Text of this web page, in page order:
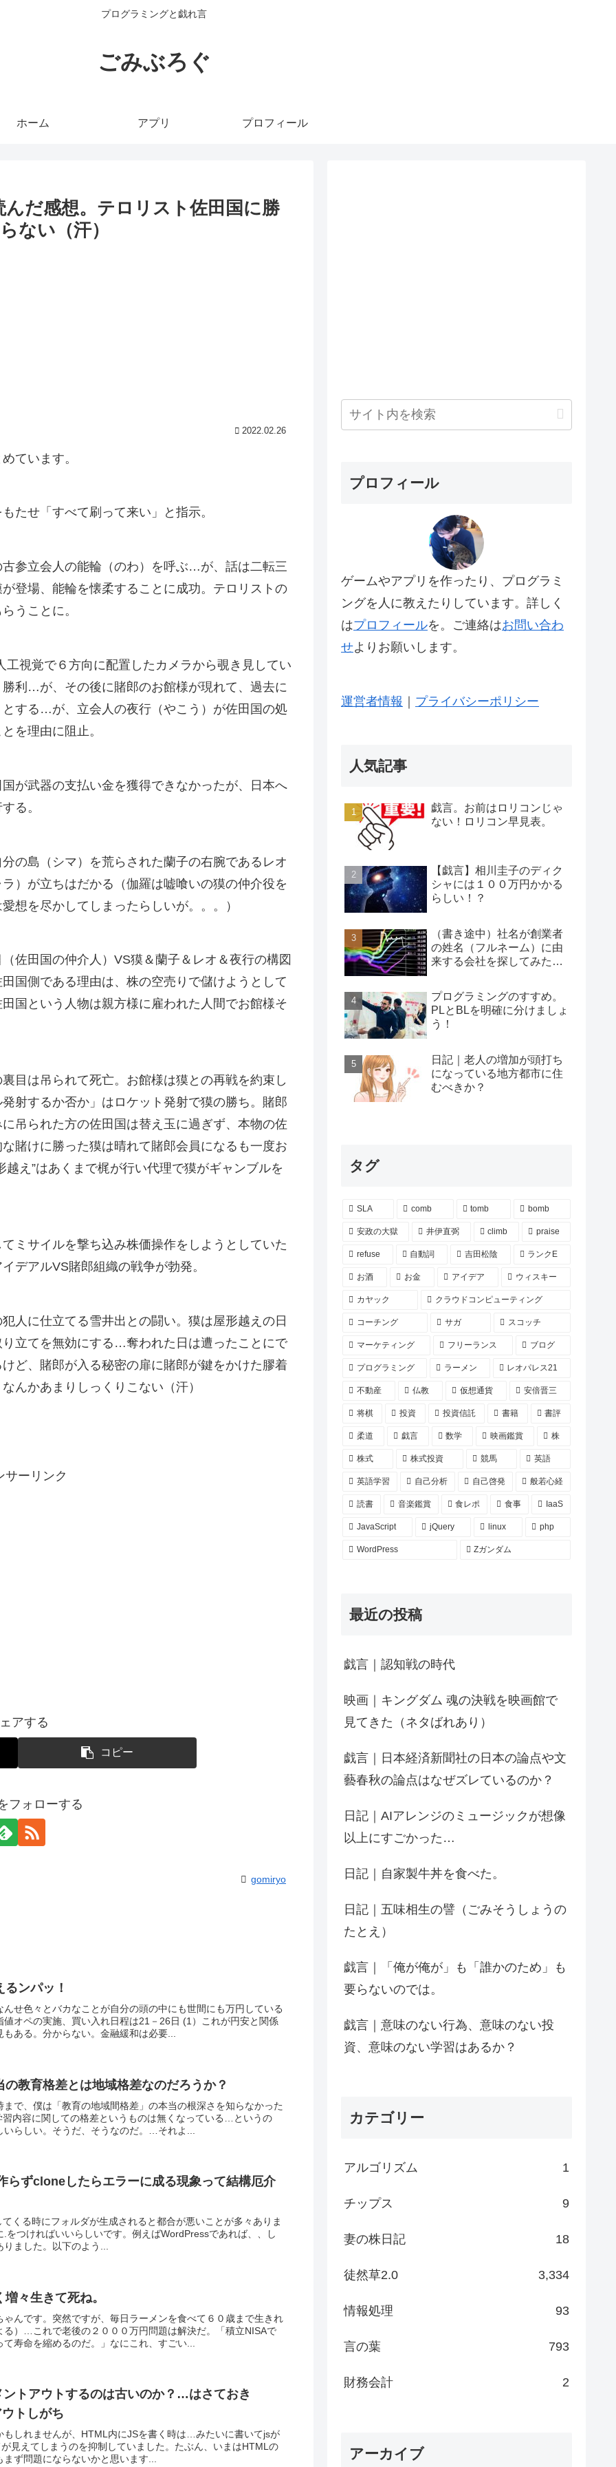
プログラミングと戯れ言
ごみぶろぐ
ホーム アプリ プロフィール
んだ感想。テロリスト佐田国に勝
ない（汗）
2022.02.26
ています。
たせ「すべて刷って来い」と指示。
参立会人の能輪（のわ）を呼ぶ…が、話は二転三
登場、能輪を懐柔することに成功。テロリストの
うことに。
視覚で６方向に配置したカメラから覗き見してい
利…が、その後に賭郎のお館様が現れて、過去に
する…が、立会人の夜行（やこう）が佐田国の処
を理由に阻止。
が武器の支払い金を獲得できなかったが、日本へ
る。
の島（シマ）を荒らされた蘭子の右腕であるレオ
）が立ちはだかる（伽羅は嘘喰いの獏の仲介役を
想を尽かしてしまったらしいが。。。）
佐田国の仲介人）VS獏＆蘭子＆レオ＆夜行の構図
国側である理由は、株の空売りで儲けようとして
国という人物は親方様に雇われた人間でお館様そ
目は吊られて死亡。お館様は獏との再戦を約束し
射するか否か」はロケット発射で獏の勝ち。賭郎
吊られた方の佐田国は替え玉に過ぎず、本物の佐
賭けに勝った獏は晴れて賭郎会員になるも一度お
え”はあくまで梶が行い代理で獏がギャンブルを
ミサイルを撃ち込み株価操作をしようとしていた
デアルVS賭郎組織の戦争が勃発。
人に仕立てる雪井出との闘い。獏は屋形越えの日
立てを無効にする…奪われた日は遭ったことにで
ど、賭郎が入る秘密の扉に賭郎が鍵をかけた膠着
んかあまりしっくりこない（汗）
サーリンク
アする
コピー
フォローする
gomiryo
ンパッ！
せ色々とバカなことが自分の頭の中にも世間にも万円している
オペの実施、買い入れ日程は21－26日 (1）これが円安と関係
ある。分からない。金融緩和は必要...
教育格差とは地域格差なのだろうか？
まで、僕は「教育の地域間格差」の本当の根深さを知らなかった
内容に関しての格差というものは無くなっている…というの
らしい。そうだ、そうなのだ。…それよ...
らずcloneしたらエラーに成る現象って結構厄介
くる時にフォルダが生成されると都合が悪いことが多々ありま
つければいいらしいです。例えばWordPressであれば、、し
ました。以下のよう...
々生きて死ね。
ゃんです。突然ですが、毎日ラーメンを食べて６０歳まで生きれ
る）…これで老後の２０００万円問題は解決だ。「積立NISAで
寿命を縮めるのだ。」なにこれ、すごい...
ントアウトするのは古いのか？…はさておき
トしがち
もしれませんが、HTML内にJSを書く時は…みたいに書いてjsが
見えてしまうのを抑制していました。たぶん、いまはHTMLの
ず問題にならないかと思います...
プロフィール
ゲームやアプリを作ったり、プログラミ
ングを人に教えたりしています。詳しく
はプロフィールを。ご連絡はお問い合わ
せよりお願いします。
運営者情報 プライバシーポリシー
人気記事
戯言。お前はロリコンじゃ
ない！ロリコン早見表。
【戯言】相川圭子のディク
シャには１００万円かかる
らしい！？
（書き途中）社名が創業者
の姓名（フルネーム）に由
来する会社を探してみた…
プログラミングのすすめ。
PLとBLを明確に分けましょ
う！
日記｜老人の増加が頭打ち
になっている地方都市に住
むべきか？
タグ
SLA comb tomb bomb
安政の大獄 井伊直弼 climb praise
refuse 自動詞 吉田松陰 ランクE
お酒 お金 アイデア ウィスキー
カヤック クラウドコンピューティング
コーチング サガ スコッチ
マーケティング フリーランス ブログ
プログラミング ラーメン レオパレス21
不動産 仏教 仮想通貨 安倍晋三
将棋 投資 投資信託 書籍 書評
柔道 戯言 数学 映画鑑賞 株
株式 株式投資 競馬 英語
英語学習 自己分析 自己啓発 般若心経
読書 音楽鑑賞 食レポ 食事 IaaS
JavaScript jQuery linux php
WordPress Zガンダム
最近の投稿
戯言｜認知戦の時代
映画｜キングダム 魂の決戦を映画館で
見てきた（ネタばれあり）
戯言｜日本経済新聞社の日本の論点や文
藝春秋の論点はなぜズレているのか？
日記｜AIアレンジのミュージックが想像
以上にすごかった…
日記｜自家製牛丼を食べた。
日記｜五味相生の譬（ごみそうしょうの
たとえ）
戯言｜「俺が俺が」も「誰かのため」も
要らないのでは。
戯言｜意味のない行為、意味のない投
資、意味のない学習はあるか？
カテゴリー
アルゴリズム 1
チップス 9
妻の株日記 18
徒然草2.0 3,334
情報処理 93
言の葉 793
財務会計 2
アーカイブ